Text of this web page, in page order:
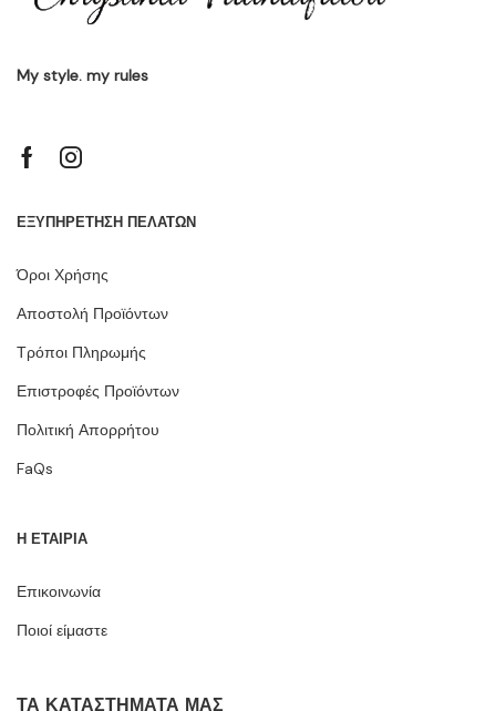
My style. my rules
ΕΞΥΠΗΡΕΤΗΣΗ ΠΕΛΑΤΩΝ
Όροι Χρήσης
Αποστολή Προϊόντων
Τρόποι Πληρωμής
Επιστροφές Προϊόντων
Πολιτική Απορρήτου
FaQs
Η ΕΤΑΙΡΙΑ
Επικοινωνία
Ποιοί είμαστε
ΤΑ ΚΑΤΑΣΤΉΜΑΤΆ ΜΑΣ